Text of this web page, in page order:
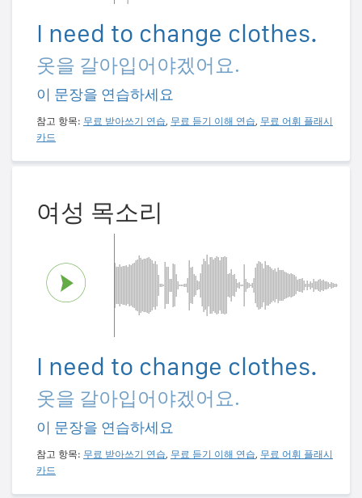
I need to change clothes.
옷을 갈아입어야겠어요.
이 문장을 연습하세요
참고 항목: 무료 받아쓰기 연습, 무료 듣기 이해 연습, 무료 어휘 플래시
카드
여성 목소리
I need to change clothes.
옷을 갈아입어야겠어요.
이 문장을 연습하세요
참고 항목: 무료 받아쓰기 연습, 무료 듣기 이해 연습, 무료 어휘 플래시
카드